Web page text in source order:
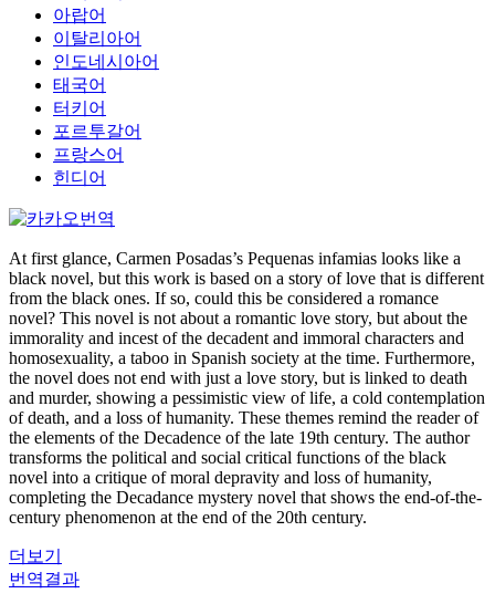
아랍어
이탈리아어
인도네시아어
태국어
터키어
포르투갈어
프랑스어
힌디어
At first glance, Carmen Posadas’s Pequenas infamias looks like a
black novel, but this work is based on a story of love that is different
from the black ones. If so, could this be considered a romance
novel? This novel is not about a romantic love story, but about the
immorality and incest of the decadent and immoral characters and
homosexuality, a taboo in Spanish society at the time. Furthermore,
the novel does not end with just a love story, but is linked to death
and murder, showing a pessimistic view of life, a cold contemplation
of death, and a loss of humanity. These themes remind the reader of
the elements of the Decadence of the late 19th century. The author
transforms the political and social critical functions of the black
novel into a critique of moral depravity and loss of humanity,
completing the Decadance mystery novel that shows the end-of-the-
century phenomenon at the end of the 20th century.
더보기
번역결과